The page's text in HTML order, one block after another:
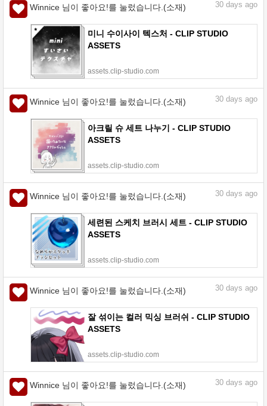
Winnice 님이 좋아요!를 눌렀습니다.(소재) 30 days ago
미니 수이사이 텍스처 - CLIP STUDIO
ASSETS
assets.clip-studio.com
Winnice 님이 좋아요!를 눌렀습니다.(소재) 30 days ago
아크릴 슈 세트 나누기 - CLIP STUDIO
ASSETS
assets.clip-studio.com
Winnice 님이 좋아요!를 눌렀습니다.(소재) 30 days ago
세련된 스케치 브러시 세트 - CLIP STUDIO
ASSETS
assets.clip-studio.com
Winnice 님이 좋아요!를 눌렀습니다.(소재) 30 days ago
잘 섞이는 컬러 믹싱 브러쉬 - CLIP STUDIO
ASSETS
assets.clip-studio.com
Winnice 님이 좋아요!를 눌렀습니다.(소재) 30 days ago